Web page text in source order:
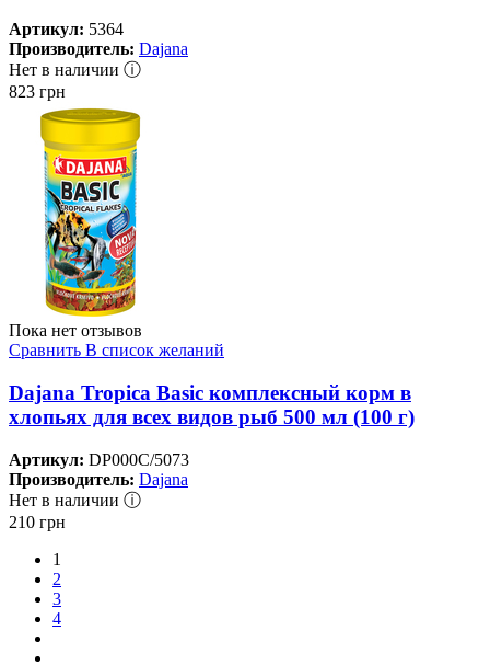
Артикул: 5364
Производитель: Dajana
Нет в наличии ⓘ
823 грн
Пока нет отзывов
Сравнить В список желаний
Dajana Tropica Basic комплексный корм в
хлопьях для всех видов рыб 500 мл (100 г)
Артикул: DP000C/5073
Производитель: Dajana
Нет в наличии ⓘ
210 грн
1
2
3
4